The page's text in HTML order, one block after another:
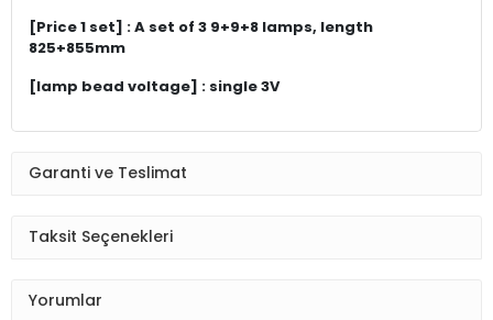
[Price 1 set] : A set of 3 9+9+8 lamps, length
825+855mm
[lamp bead voltage] : single 3V
Garanti ve Teslimat
Taksit Seçenekleri
Yorumlar